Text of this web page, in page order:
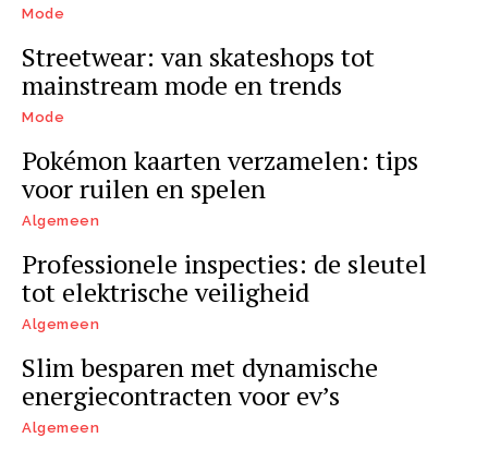
Mode
Streetwear: van skateshops tot
mainstream mode en trends
Mode
Pokémon kaarten verzamelen: tips
voor ruilen en spelen
Algemeen
Professionele inspecties: de sleutel
tot elektrische veiligheid
Algemeen
Slim besparen met dynamische
energiecontracten voor ev’s
Algemeen